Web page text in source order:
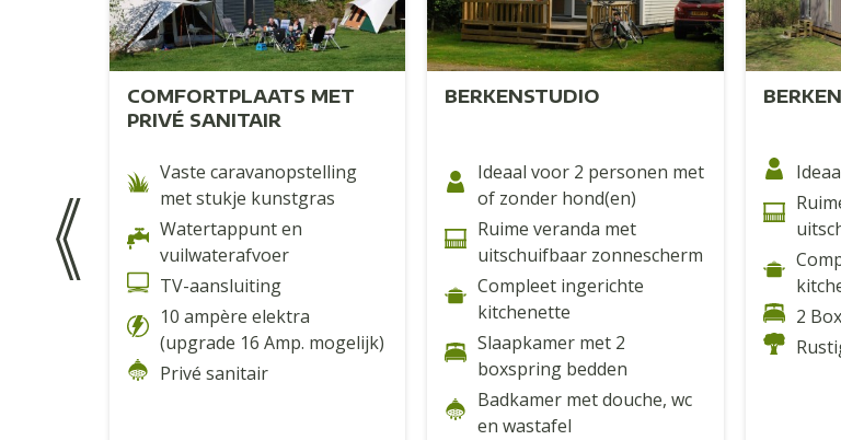
COMFORTPLAATS MET
PRIVÉ SANITAIR
Vaste caravanopstelling
met stukje kunstgras
Watertappunt en
vuilwaterafvoer
TV-aansluiting
10 ampère elektra
(upgrade 16 Amp. mogelijk)
Privé sanitair
BERKENSTUDIO
Ideaal voor 2 personen met
of zonder hond(en)
Ruime veranda met
uitschuifbaar zonnescherm
Compleet ingerichte
kitchenette
Slaapkamer met 2
boxspring bedden
Badkamer met douche, wc
en wastafel
2